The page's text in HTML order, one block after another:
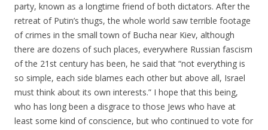
party, known as a longtime friend of both dictators. After the
retreat of Putin’s thugs, the whole world saw terrible footage
of crimes in the small town of Bucha near Kiev, although
there are dozens of such places, everywhere Russian fascism
of the 21st century has been, he said that “not everything is
so simple, each side blames each other but above all, Israel
must think about its own interests.” I hope that this being,
who has long been a disgrace to those Jews who have at
least some kind of conscience, but who continued to vote for